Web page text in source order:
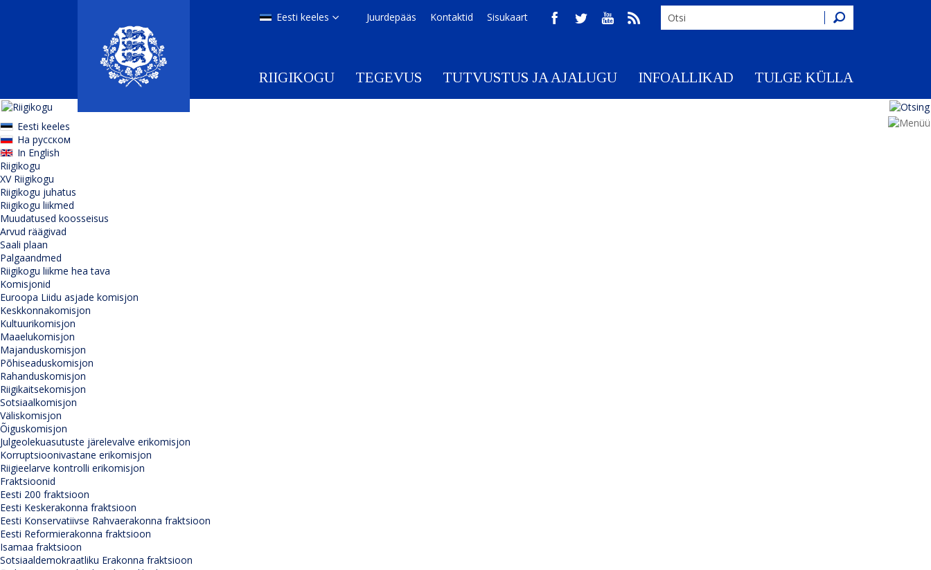
Otsing
Juurdepääs Kontaktid Sisukaart
Eesti keeles
RIIGIKOGU TEGEVUS TUTVUSTUS JA AJALUGU INFOALLIKAD TULGE KÜLLA
Eesti keeles
На русском
In English
Riigikogu
XV Riigikogu
Riigikogu juhatus
Riigikogu liikmed
Muudatused koosseisus
Arvud räägivad
Saali plaan
Palgaandmed
Riigikogu liikme hea tava
Komisjonid
Euroopa Liidu asjade komisjon
Keskkonnakomisjon
Kultuurikomisjon
Maaelukomisjon
Majanduskomisjon
Põhiseaduskomisjon
Rahanduskomisjon
Riigikaitsekomisjon
Sotsiaalkomisjon
Väliskomisjon
Õiguskomisjon
Julgeolekuasutuste järelevalve erikomisjon
Korruptsioonivastane erikomisjon
Riigieelarve kontrolli erikomisjon
Fraktsioonid
Eesti 200 fraktsioon
Eesti Keskerakonna fraktsioon
Eesti Konservatiivse Rahvaerakonna fraktsioon
Eesti Reformierakonna fraktsioon
Isamaa fraktsioon
Sotsiaaldemokraatliku Erakonna fraktsioon